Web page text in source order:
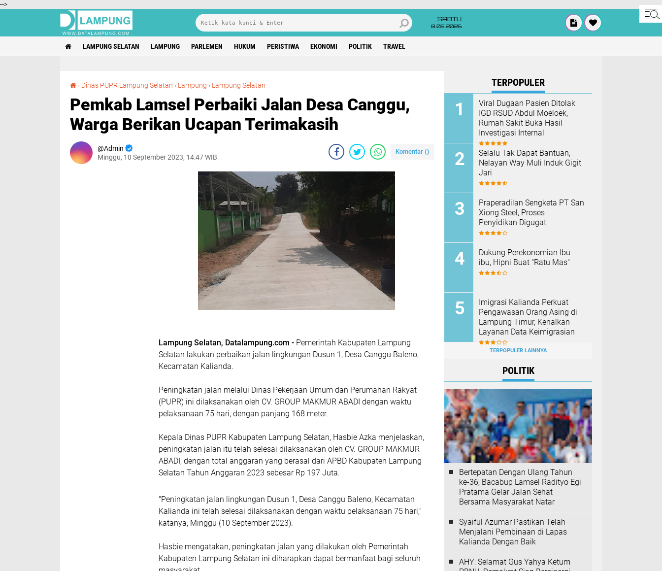
-->
SABTU
8 08 2026
LAMPUNG SELATAN LAMPUNG PARLEMEN HUKUM PERISTIWA EKONOMI POLITIK TRAVEL
› Dinas PUPR Lampung Selatan › Lampung › Lampung Selatan
Pemkab Lamsel Perbaiki Jalan Desa Canggu,
Warga Berikan Ucapan Terimakasih
Admin
Minggu, 10 September 2023, 14:47 WIB
Komentar ()
Lampung Selatan, Datalampung.com - Pemerintah Kabupaten Lampung
Selatan lakukan perbaikan jalan lingkungan Dusun 1, Desa Canggu Baleno,
Kecamatan Kalianda.
Peningkatan jalan melalui Dinas Pekerjaan Umum dan Perumahan Rakyat
(PUPR) ini dilaksanakan oleh CV. GROUP MAKMUR ABADI dengan waktu
pelaksanaan 75 hari, dengan panjang 168 meter.
Kepala Dinas PUPR Kabupaten Lampung Selatan, Hasbie Azka menjelaskan,
peningkatan jalan itu telah selesai dilaksanakan oleh CV. GROUP MAKMUR
ABADI, dengan total anggaran yang berasal dari APBD Kabupaten Lampung
Selatan Tahun Anggaran 2023 sebesar Rp 197 Juta.
"Peningkatan jalan lingkungan Dusun 1, Desa Canggu Baleno, Kecamatan
Kalianda ini telah selesai dilaksanakan dengan waktu pelaksanaan 75 hari,"
katanya, Minggu (10 September 2023).
Hasbie mengatakan, peningkatan jalan yang dilakukan oleh Pemerintah
Kabupaten Lampung Selatan ini diharapkan dapat bermanfaat bagi seluruh
TERPOPULER
Viral Dugaan Pasien Ditolak
IGD RSUD Abdul Moeloek,
Rumah Sakit Buka Hasil
Investigasi Internal
Selalu Tak Dapat Bantuan,
Nelayan Way Muli Induk Gigit
Jari
Praperadilan Sengketa PT San
Xiong Steel, Proses
Penyidikan Digugat
Dukung Perekonomian Ibu-
ibu, Hipni Buat "Ratu Mas"
Imigrasi Kalianda Perkuat
Pengawasan Orang Asing di
Lampung Timur, Kenalkan
Layanan Data Keimigrasian
TERPOPULER LAINNYA
POLITIK
Bertepatan Dengan Ulang Tahun
ke-36, Bacabup Lamsel Radityo Egi
Pratama Gelar Jalan Sehat
Bersama Masyarakat Natar
Syaiful Azumar Pastikan Telah
Menjalani Pembinaan di Lapas
Kalianda Dengan Baik
AHY: Selamat Gus Yahya Ketum